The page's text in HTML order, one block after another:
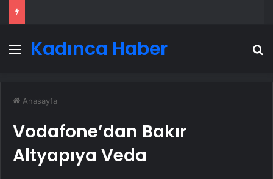
Menü
Kadınca Haber
Anasayfa
Vodafone’dan Bakır
Altyapıya Veda